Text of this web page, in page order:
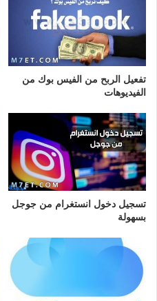
تفعيل الربح من الفيس بوك من
الفيديوهات
تسجيل دخول انستغرام من جوجل
بسهولة